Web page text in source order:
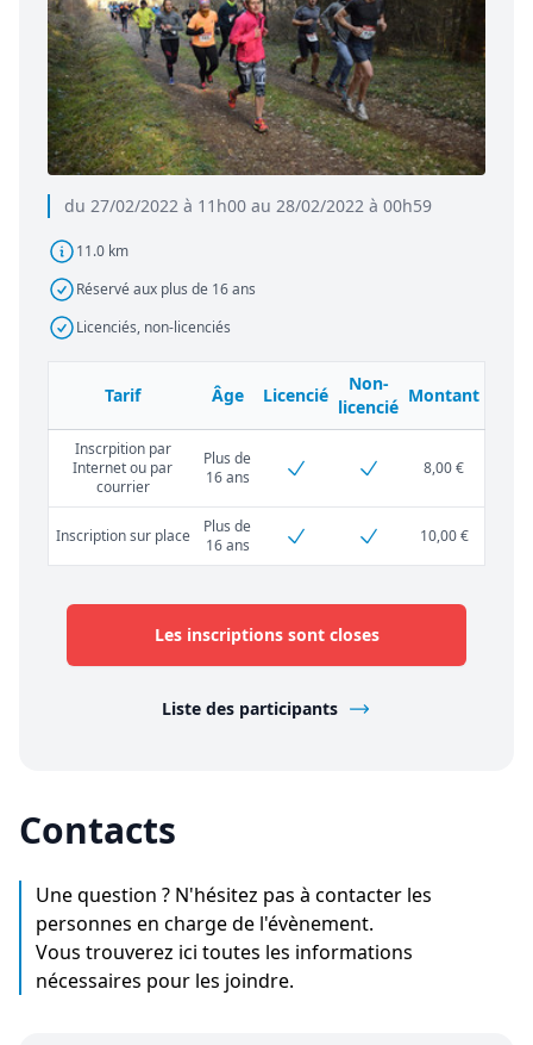
du 27/02/2022 à 11h00 au 28/02/2022 à 00h59
11.0 km
Réservé aux plus de 16 ans
Licenciés, non-licenciés
Tarif Âge Licencié
Non-
licencié
Montant
Inscrpition par
Internet ou par
courrier
Plus de
16 ans
8,00 €
Inscription sur place
Plus de
16 ans
10,00 €
Les inscriptions sont closes
Liste des participants
Contacts
Une question ? N'hésitez pas à contacter les
personnes en charge de l'évènement.
Vous trouverez ici toutes les informations
nécessaires pour les joindre.